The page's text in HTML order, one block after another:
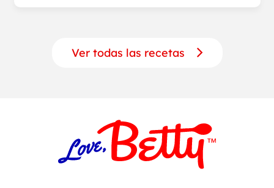
Ver todas las recetas